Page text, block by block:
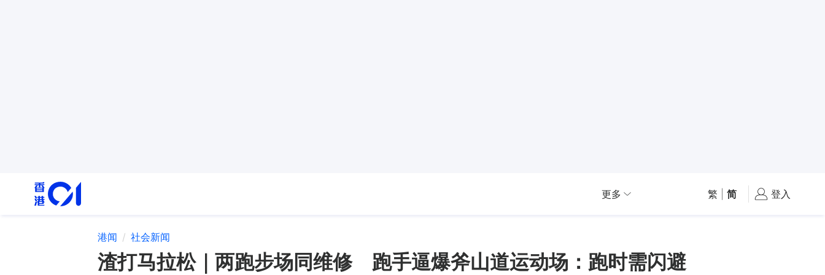
更多 繁 简 登入
港闻 社会新闻
渣打马拉松｜两跑步场同维修 跑手逼爆斧山道运动场：跑时需闪避